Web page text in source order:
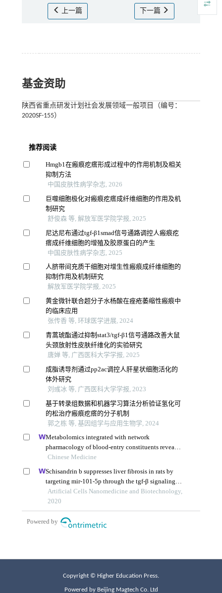
上一篇 下一篇
基金资助
陕西省重点研发计划社会发展领域一般项目（编号：
2020SF-155）
Copyright © Higher Education Press.
Powered by Beijing Magtech Co. Ltd